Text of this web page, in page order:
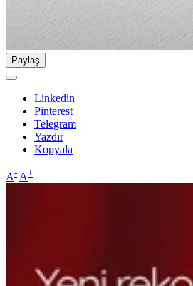
Paylaş
Linkedin
Pinterest
Telegram
Yazdır
Kopyala
A- A+